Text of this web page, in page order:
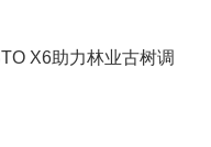
X6助力林业古树调